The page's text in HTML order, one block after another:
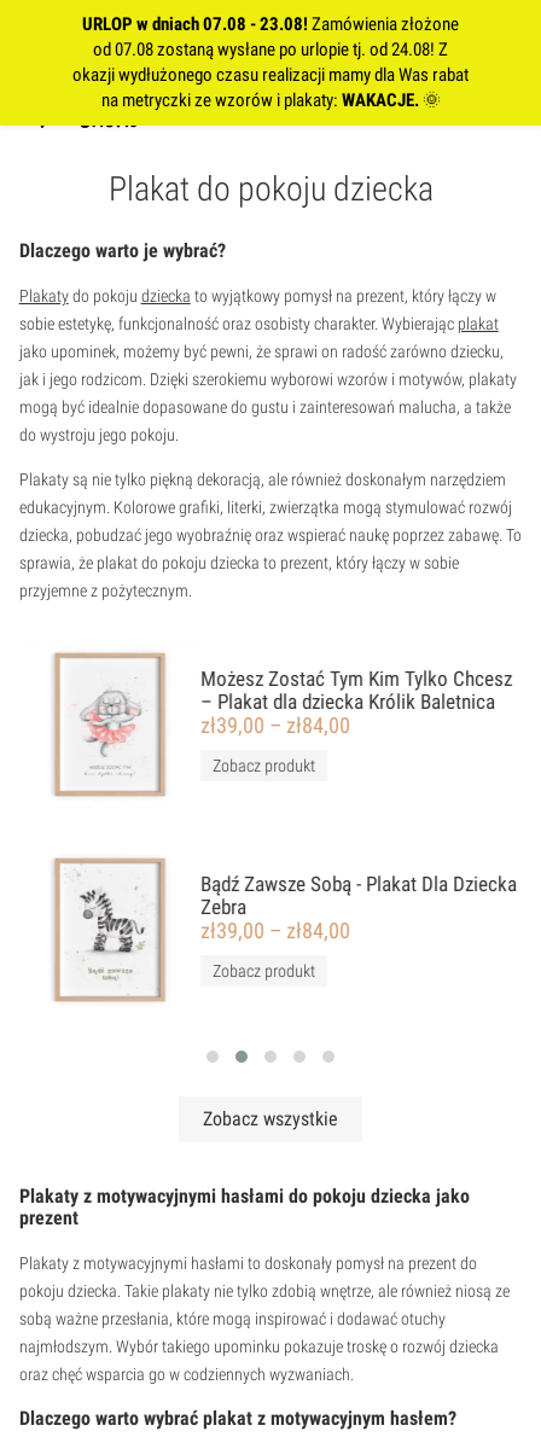
Plakat do pokoju dziecka
Dlaczego warto je wybrać?
Plakatydo pokoju dziecka to wyjątkowy pomysł na prezent, który łączy w
sobie estetykę, funkcjonalność oraz osobisty charakter. Wybierając plakat
jako upominek, możemy być pewni, że sprawi on radość zarówno dziecku,
jak i jego rodzicom. Dzięki szerokiemu wyborowi wzorów i motywów, plakaty
mogą być idealnie dopasowane do gustu i zainteresowań malucha, a także
do wystroju jego pokoju.
Plakaty są nie tylko piękną dekoracją, ale również doskonałym narzędziem
edukacyjnym. Kolorowe grafiki, literki, zwierzątka mogą stymulować rozwój
dziecka, pobudzać jego wyobraźnię oraz wspierać naukę poprzez zabawę. To
sprawia, że plakat do pokoju dziecka to prezent, który łączy w sobie
przyjemne z pożytecznym.
Możesz Zostać Tym Kim Tylko Chcesz
– Plakat dla dziecka Królik Baletnica
zł39,00 – zł84,00
Zobacz produkt
Bądź Zawsze Sobą - Plakat Dla Dziecka
Zebra
zł39,00 – zł84,00
Zobacz produkt
Zobacz wszystkie
Plakaty z motywacyjnymi hasłami do pokoju dziecka jako
prezent
Plakaty z motywacyjnymi hasłami to doskonały pomysł na prezent do
pokoju dziecka. Takie plakaty nie tylko zdobią wnętrze, ale również niosą ze
sobą ważne przesłania, które mogą inspirować i dodawać otuchy
najmłodszym. Wybór takiego upominku pokazuje troskę o rozwój dziecka
oraz chęć wsparcia go w codziennych wyzwaniach.
Dlaczego warto wybrać plakat z motywacyjnym hasłem?
URLOP w dniach 07.08 - 23.08! Zamówienia złożone
od 07.08 zostaną wysłane po urlopie tj. od 24.08! Z
okazji wydłużonego czasu realizacji mamy dla Was rabat
na metryczki ze wzorów i plakaty: WAKACJE.🌞